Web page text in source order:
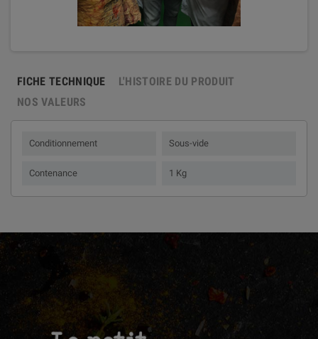
FICHE TECHNIQUE
L'HISTOIRE DU PRODUIT
NOS VALEURS
Conditionnement Sous-vide
Contenance 1 Kg